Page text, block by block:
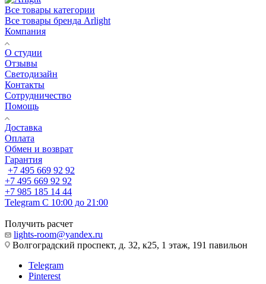
Все товары категории
Все товары бренда Arlight
Компания
О студии
Отзывы
Светодизайн
Контакты
Сотрудничество
Помощь
Доставка
Оплата
Обмен и возврат
Гарантия
+7 495 669 92 92
+7 495 669 92 92
+7 985 185 14 44
Telegram С 10:00 до 21:00
Получить расчет
lights-room@yandex.ru
Волгоградский проспект, д. 32, к25, 1 этаж, 191 павильон
Telegram
Pinterest